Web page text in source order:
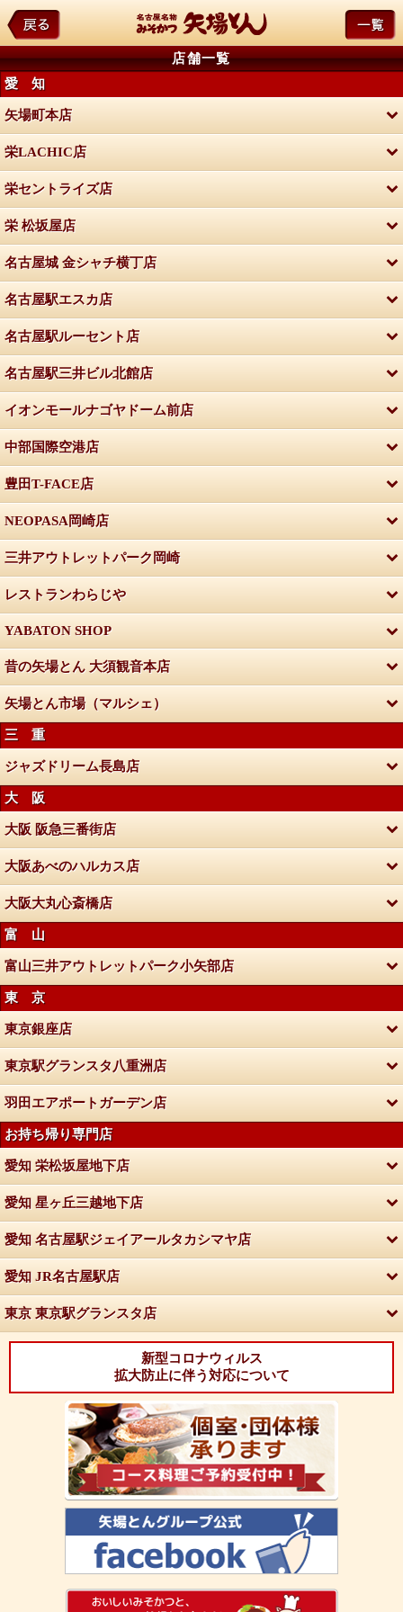
店舗一覧
愛 知
矢場町本店
栄LACHIC店
栄セントライズ店
栄 松坂屋店
名古屋城 金シャチ横丁店
名古屋駅エスカ店
名古屋駅ルーセント店
名古屋駅三井ビル北館店
イオンモールナゴヤドーム前店
中部国際空港店
豊田T-FACE店
NEOPASA岡崎店
三井アウトレットパーク岡崎
レストランわらじや
YABATON SHOP
昔の矢場とん 大須観音本店
矢場とん市場（マルシェ）
三 重
ジャズドリーム長島店
大 阪
大阪 阪急三番街店
大阪あべのハルカス店
大阪大丸心斎橋店
富 山
富山三井アウトレットパーク小矢部店
東 京
東京銀座店
東京駅グランスタ八重洲店
羽田エアポートガーデン店
お持ち帰り専門店
愛知 栄松坂屋地下店
愛知 星ヶ丘三越地下店
愛知 名古屋駅ジェイアールタカシマヤ店
愛知 JR名古屋駅店
東京 東京駅グランスタ店
新型コロナウィルス
拡大防止に伴う対応について